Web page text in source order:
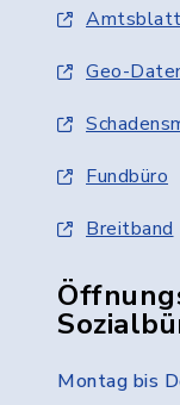
Amtsblatt
Geo-
Fundbüro
Breitband
Montag bis